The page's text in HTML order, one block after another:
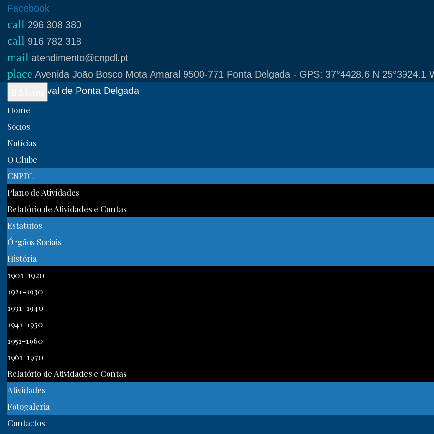
Skip
content
Facebook
call 296 308 380
call 916 782 318
mail atendimento@cnpdl.pt
place Avenida João Bosco Mota Amaral 9500-771 Ponta Delgada - GPS: 37°4428.6 N 25°3924.1
Clube Naval de Ponta Delgada
Home
Sócios
Notícias
O Clube
CNPDL
Plano de Atividades
Relatório de Atividades e Contas
Estatutos
Órgãos Sociais
História
1901-1920
1921-1930
1931-1940
1941-1950
1951-1960
1961-1970
Relatório de Atividades e Contas
Atividades
Fotogaleria
Contactos